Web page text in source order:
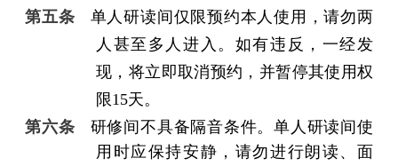
第五条
单人研读间仅限预约本人使用，请勿两
人甚至多人进入。如有违反，一经发
现，将立即取消预约，并暂停其使用权
限15天。
第六条
研修间不具备隔音条件。单人研读间使
用时应保持安静，请勿进行朗读、面